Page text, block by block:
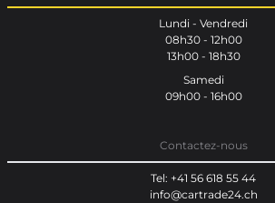
Lundi - Vendredi
08h30 - 12h00
13h00 - 18h30
Samedi
09h00 - 16h00
Contactez-nous
Tel: +41 56 618 55 44
info@cartrade24.ch